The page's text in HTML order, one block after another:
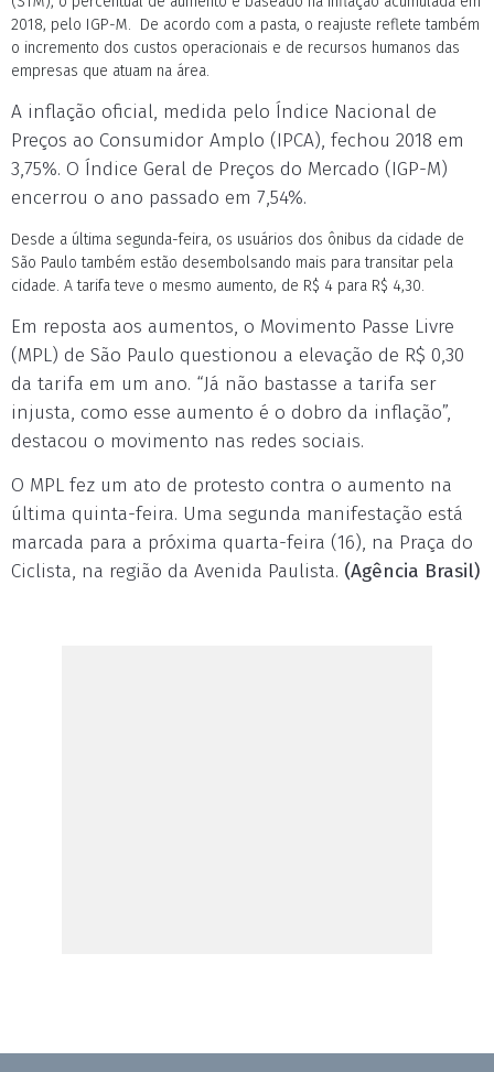
2018, pelo IGP-M. De acordo com a pasta, o reajuste reflete também
o incremento dos custos operacionais e de recursos humanos das
empresas que atuam na área.
A inflação oficial, medida pelo Índice Nacional de
Preços ao Consumidor Amplo (IPCA), fechou 2018 em
3,75%. O Índice Geral de Preços do Mercado (IGP-M)
encerrou o ano passado em 7,54%.
Desde a última segunda-feira, os usuários dos ônibus da cidade de
São Paulo também estão desembolsando mais para transitar pela
cidade. A tarifa teve o mesmo aumento, de R$ 4 para R$ 4,30.
Em reposta aos aumentos, o Movimento Passe Livre
(MPL) de São Paulo questionou a elevação de R$ 0,30
da tarifa em um ano. “Já não bastasse a tarifa ser
injusta, como esse aumento é o dobro da inflação”,
destacou o movimento nas redes sociais.
O MPL fez um ato de protesto contra o aumento na
última quinta-feira. Uma segunda manifestação está
marcada para a próxima quarta-feira (16), na Praça do
Ciclista, na região da Avenida Paulista. (Agência Brasil)